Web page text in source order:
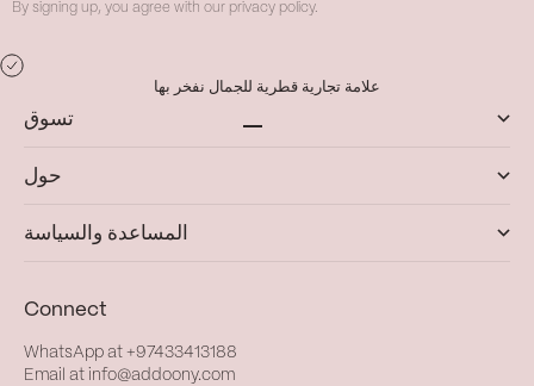
By signing up, you agree with our privacy policy.
علامة تجارية قطرية للجمال نفخر بها
تسوق
حول
المساعدة والسياسة
Connect
WhatsApp at +97433413188
Email at info@addoony.com